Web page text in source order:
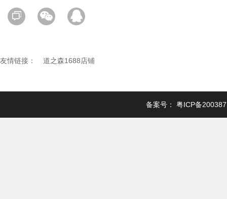
友情链接： 道之森1688店铺
备案号： 粤ICP备